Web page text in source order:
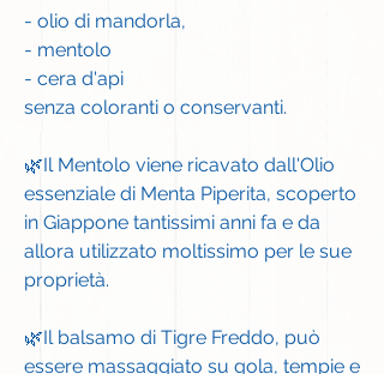
- olio di mandorla,
- mentolo
- cera d'api
senza coloranti o conservanti.
🌿Il Mentolo viene ricavato dall'Olio
essenziale di Menta Piperita, scoperto
in Giappone tantissimi anni fa e da
allora utilizzato moltissimo per le sue
proprietà.
🌿Il balsamo di Tigre Freddo, può
essere massaggiato su gola, tempie e